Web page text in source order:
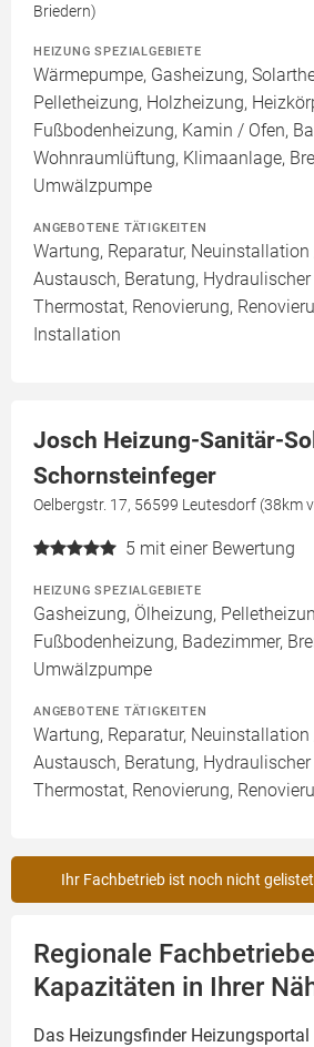
Briedern)
HEIZUNG SPEZIALGEBIETE
Wärmepumpe, Gasheizung,
Pelletheizung, Holzheizung,
Fußbodenheizung, Kamin / Ofen,
Wohnraumlüftung, Klimaanlage,
Umwälzpumpe
ANGEBOTENE TÄTIGKEITEN
Wartung, Reparatur, Neuinstallation
Austausch, Beratung,
Thermostat, Renovierung,
Installation
Josch Heizung-Sanitär-
Schornsteinfeger
Oelbergstr. 17, 56599 Leutesdorf (38km
5 mit einer Bewertung
HEIZUNG SPEZIALGEBIETE
Gasheizung, Ölheizung,
Fußbodenheizung, Badezimmer,
Umwälzpumpe
ANGEBOTENE TÄTIGKEITEN
Wartung, Reparatur, Neuinstallation
Austausch, Beratung,
Thermostat, Renovierung,
Ihr Fachbetrieb ist noch nicht
Regionale
Kapazitäten in Ihrer
Das Heizungsfinder